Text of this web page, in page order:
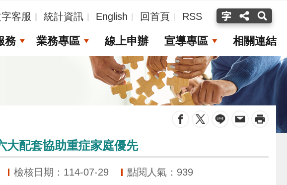
客服 統計資訊 English 回首頁 RSS
務 業務專區 線上申辦 宣導專區 相關連結
大配套協助重症家庭優先
檢核日期：114-07-29 點閱人氣：939